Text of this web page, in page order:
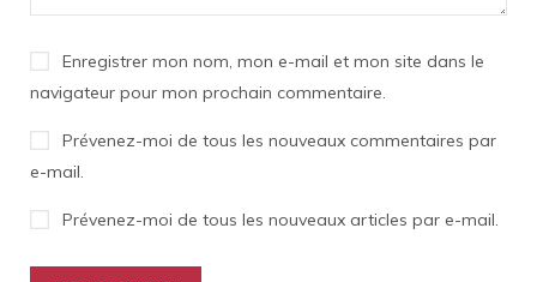
Enregistrer mon nom, mon e-mail et mon site dans le
navigateur pour mon prochain commentaire.
Prévenez-moi de tous les nouveaux commentaires par
e-mail.
Prévenez-moi de tous les nouveaux articles par e-mail.